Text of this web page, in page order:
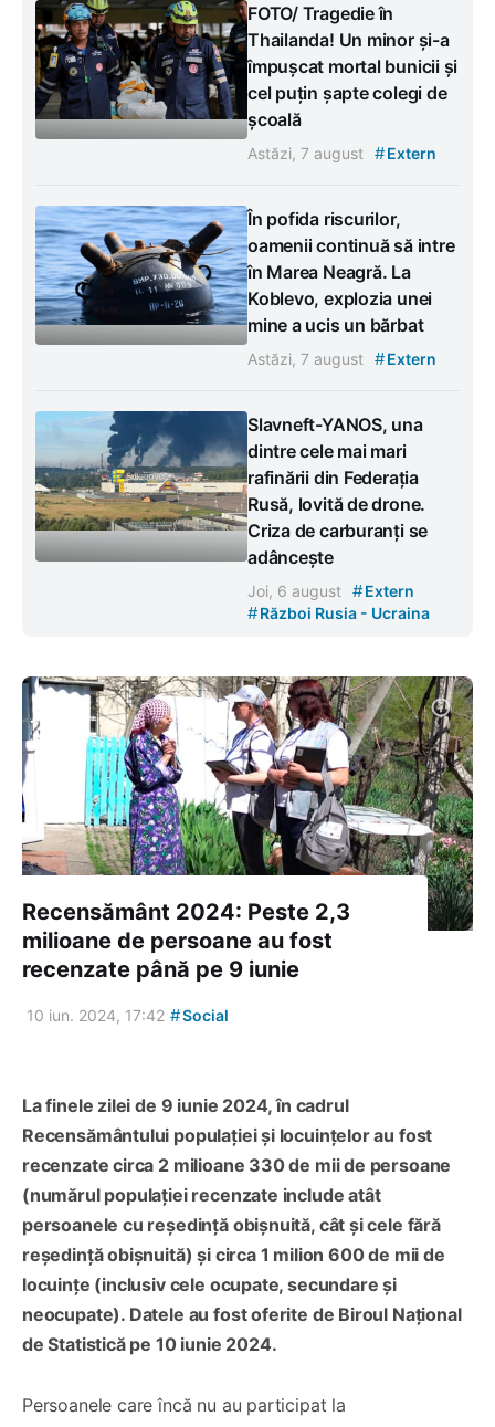
FOTO/ Tragedie în
Thailanda! Un minor și-a
împușcat mortal bunicii și
cel puțin șapte colegi de
școală
Astăzi, 7 august #Extern
În pofida riscurilor,
oamenii continuă să intre
în Marea Neagră. La
Koblevo, explozia unei
mine a ucis un bărbat
Astăzi, 7 august #Extern
Slavneft-YANOS, una
dintre cele mai mari
rafinării din Federația
Rusă, lovită de drone.
Criza de carburanți se
adâncește
Joi, 6 august #Extern
#Război Rusia - Ucraina
Recensământ 2024: Peste 2,3
milioane de persoane au fost
recenzate până pe 9 iunie
10 iun. 2024, 17:42 #Social
La finele zilei de 9 iunie 2024, în cadrul
Recensământului populației și locuințelor au fost
recenzate circa 2 milioane 330 de mii de persoane
(numărul populației recenzate include atât
persoanele cu reședință obișnuită, cât și cele fără
reședință obișnuită) și circa 1 milion 600 de mii de
locuințe (inclusiv cele ocupate, secundare și
neocupate). Datele au fost oferite de Biroul Național
de Statistică pe 10 iunie 2024.
Persoanele care încă nu au participat la